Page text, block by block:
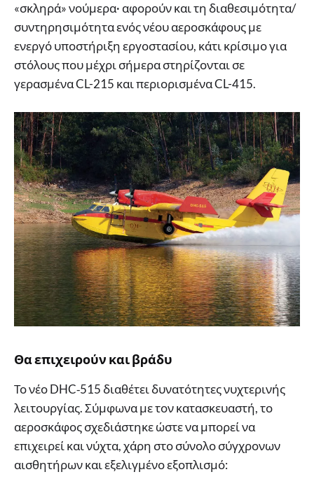
«σκληρά» νούμερα· αφορούν και τη διαθεσιμότητα/
συντηρησιμότητα ενός νέου αεροσκάφους με
ενεργό υποστήριξη εργοστασίου, κάτι κρίσιμο για
στόλους που μέχρι σήμερα στηρίζονται σε
γερασμένα CL-215 και περιορισμένα CL-415.
Θα επιχειρούν και βράδυ
Το νέο DHC‑515 διαθέτει δυνατότητες νυχτερινής
λειτουργίας. Σύμφωνα με τον κατασκευαστή, το
αεροσκάφος σχεδιάστηκε ώστε να μπορεί να
επιχειρεί και νύχτα, χάρη στο σύνολο σύγχρονων
αισθητήρων και εξελιγμένο εξοπλισμό: